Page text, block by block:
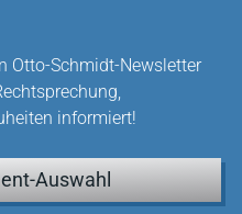
Otto-Schmidt-Newsletter
informiert!
Auswahl